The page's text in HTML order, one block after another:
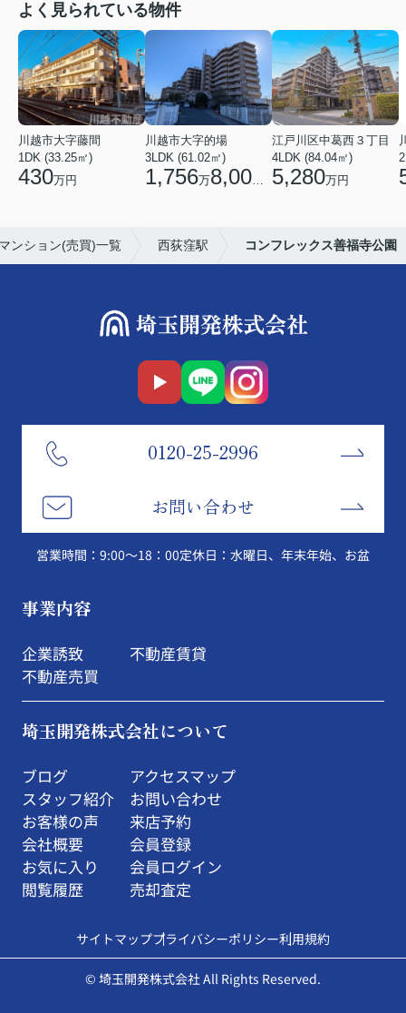
よく見られている物件
川越市大字藤間
1DK (33.25㎡)
430万円
川越市大字的場
3LDK (61.02㎡)
1,756万8,000 円
江戸川区中葛西３丁目
4LDK (84.04㎡)
5,280万円
ンション(売買)一覧 西荻窪駅 コンフレックス善福寺公園
0120-25-2996
お問い合わせ
営業時間：9:00～18：00定休日：水曜日、年末年始、お盆
事業内容
企業誘致
不動産売買
不動産賃貸
埼玉開発株式会社について
ブログ
スタッフ紹介
お客様の声
会社概要
お気に入り
閲覧履歴
アクセスマップ
お問い合わせ
来店予約
会員登録
会員ログイン
売却査定
サイトマッププライバシーポリシー利用規約
© 埼玉開発株式会社 All Rights Reserved.